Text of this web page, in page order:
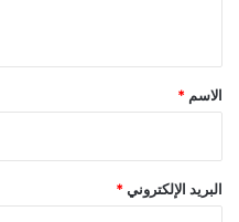
*
الاسم *
البريد الإلكتروني*